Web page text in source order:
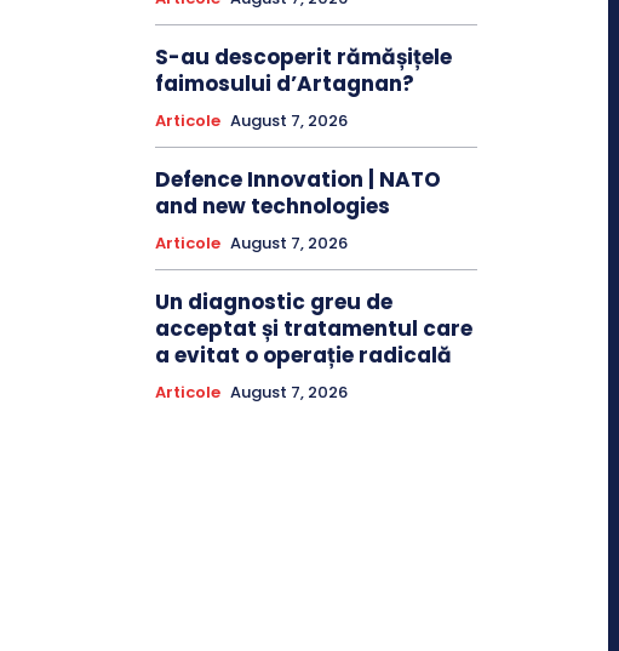
S-au descoperit rămășițele
faimosului d’Artagnan?
Articole August 7, 2026
Defence Innovation | NATO
and new technologies
Articole August 7, 2026
Un diagnostic greu de
acceptat și tratamentul care
a evitat o operație radicală
Articole August 7, 2026